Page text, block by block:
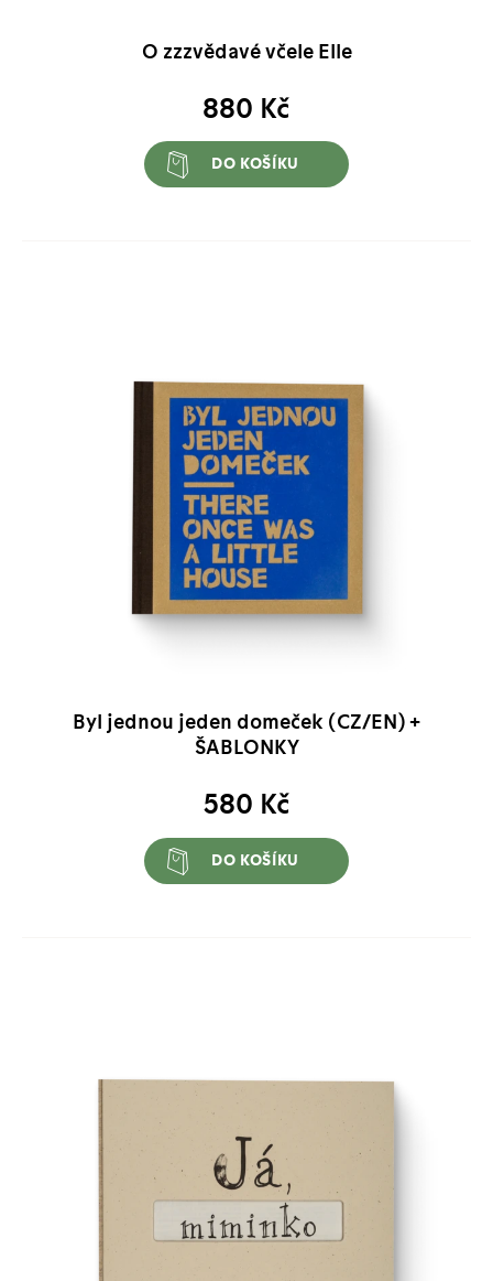
O zzzvědavé včele Elle
880 Kč
DO KOŠÍKU
Byl jednou jeden domeček (CZ/EN) +
ŠABLONKY
580 Kč
DO KOŠÍKU